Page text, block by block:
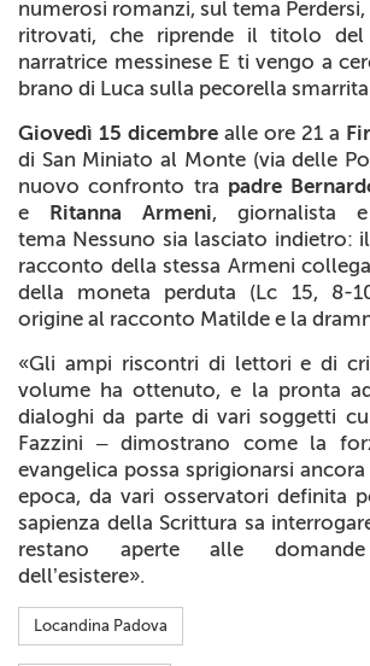
numerosi romanzi, sul tema
ritrovati, che riprende il titolo del
narratrice messinese E ti vengo a
brano di Luca sulla pecorella smarrita
Giovedì 15 dicembre alle ore 21 a
di San Miniato al Monte (via delle
nuovo confronto tra padre
e
Ritanna Armeni, giornalista
tema Nessuno sia lasciato indietro:
racconto della stessa Armeni
della moneta perduta (Lc 15, 8-
origine al racconto Matilde e la
«Gli ampi riscontri di lettori e di
volume ha ottenuto, e la pronta
dialoghi da parte di vari soggetti
Fazzini – dimostrano come la
evangelica possa sprigionarsi
epoca, da vari osservatori definita
sapienza della Scrittura sa
restano aperte alle domande
dell’esistere».
Locandina Padova